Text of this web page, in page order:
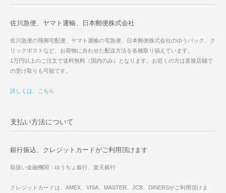
佐川急便、ヤマト運輸、日本郵便株式会社
佐川急便の飛脚宅配便、ヤマト運輸の宅急便、日本郵便株式会社のゆうパック、ク
リックポストなど、お荷物に合わせた配送方法を各種取り揃えています。
1万円以上のご注文で送料無料（国内のみ）となります。お近くの方は直接店鋪で
の受け取りも可能です。
詳しくは、こちら
支払い方法について
銀行振込、クレジットカードがご利用頂けます
取扱い金融機関：ゆうちょ銀行、楽天銀行
クレジットカードは、AMEX、VISA、MASTER、JCB、DINERSがご利用頂けま